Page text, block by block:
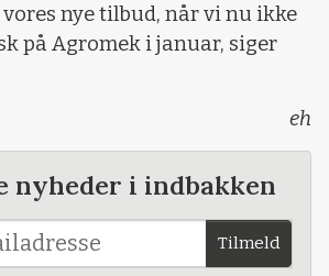
nye tilbud, når vi nu ikke
på Agromek i januar, siger
eh
nyheder i indbakken
Tilmeld